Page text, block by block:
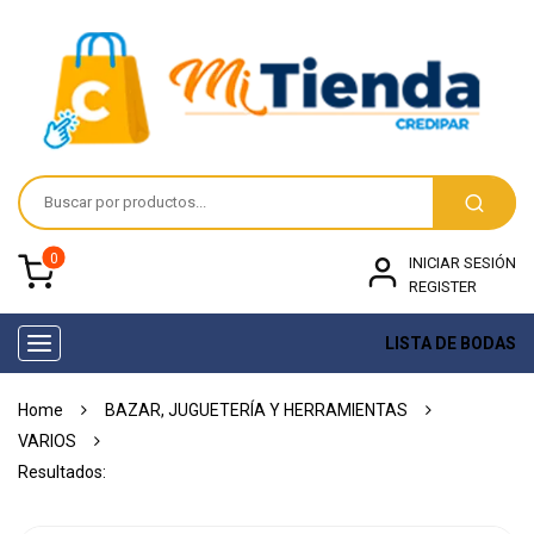
0
INICIAR SESIÓN
REGISTER
Toggle
navigation
LISTA DE BODAS
Home
BAZAR, JUGUETERÍA Y HERRAMIENTAS
VARIOS